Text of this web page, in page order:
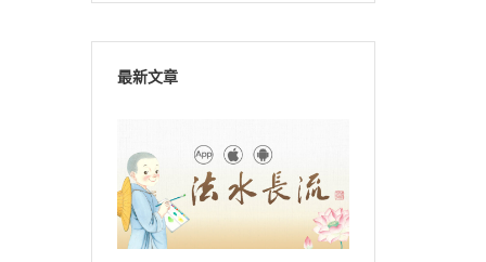
最新文章